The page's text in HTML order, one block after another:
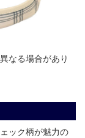
なる場合があり
ック柄が魅力の